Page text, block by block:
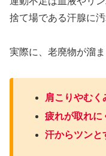
捨て場である汗腺に
実際に、老廃物が溜
肩こりやむく
疲れが取れに
汗からツンと